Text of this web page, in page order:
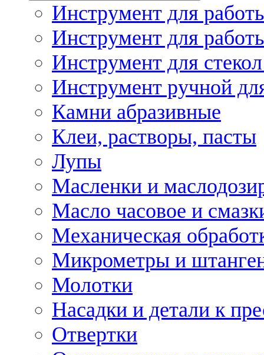
Инструмент для
Инструмент для
Инструмент для
Инструмент ручной
Камни абразивные
Клеи, растворы, пасты
Лупы
Масленки и
Масло часовое и
Механическая
Микрометры и
Молотки
Насадки и детали к
Отвертки